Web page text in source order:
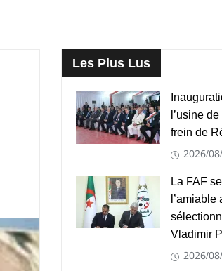
Les Plus Lus
l’usine
frein de
2026/
La FAF
Vladimir
2026/